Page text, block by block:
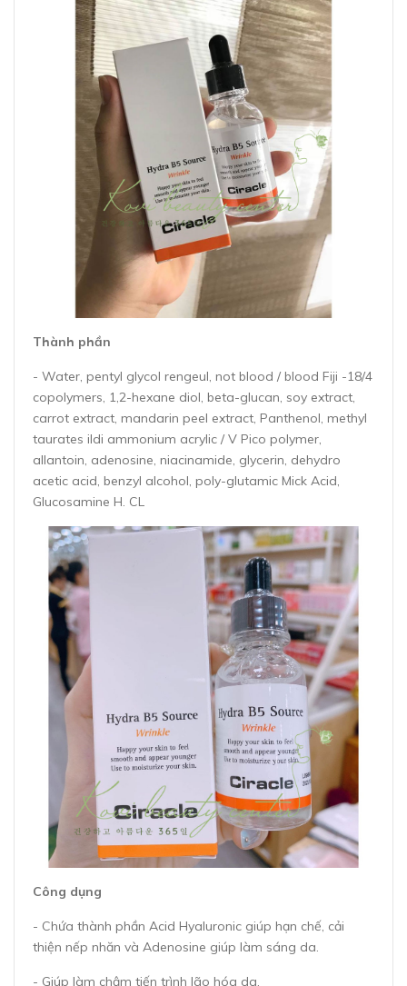
Thành phần
- Water, pentyl glycol rengeul, not blood / blood Fiji -18/4
copolymers, 1,2-hexane diol, beta-glucan, soy extract,
carrot extract, mandarin peel extract, Panthenol, methyl
taurates ildi ammonium acrylic / V Pico polymer,
allantoin, adenosine, niacinamide, glycerin, dehydro
acetic acid, benzyl alcohol, poly-glutamic Mick Acid,
Glucosamine H. CL
Công dụng
- Chứa thành phần Acid Hyaluronic giúp hạn chế, cải
thiện nếp nhăn và Adenosine giúp làm sáng da.
- Giúp làm chậm tiến trình lão hóa da.